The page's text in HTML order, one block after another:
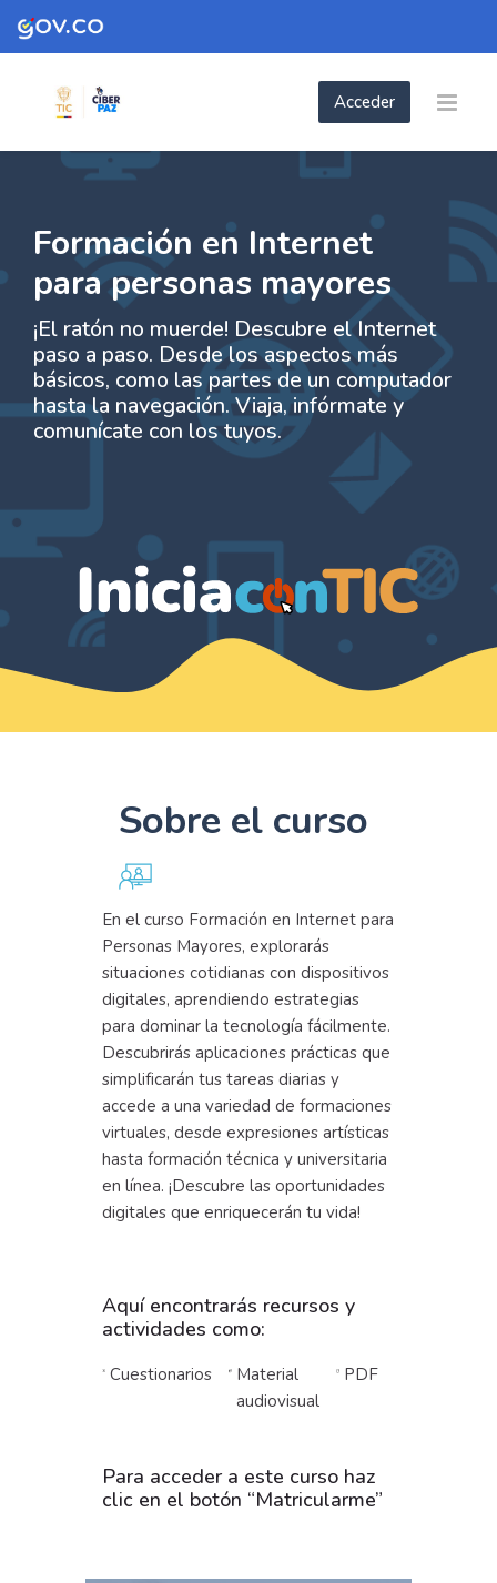
Skip to navigation
Skip to login form
Skip to footer
Saltar al contenido principal
Acceder
- Formación en Internet para
Página Principal
- Formación en Internet para personas mayores
- Formación en Internet para personas
Formación en Internet
para personas mayores
¡El ratón no muerde! Descubre el Internet
paso a paso. Desde los aspectos más
básicos, como las partes de un computador
hasta la navegación. Viaja, infórmate y
comunícate con los tuyos.
Sobre el curso
En el curso Formación en Internet para
Personas Mayores, explorarás
situaciones cotidianas con dispositivos
digitales, aprendiendo estrategias
para dominar la tecnología fácilmente.
Descubrirás aplicaciones prácticas que
simplificarán tus tareas diarias y
accede a una variedad de formaciones
virtuales, desde expresiones artísticas
hasta formación técnica y universitaria
en línea. ¡Descubre las oportunidades
digitales que enriquecerán tu vida!
Aquí encontrarás recursos y
actividades como:
Cuestionarios
Material
audiovisual
PDF
Para acceder a este curso haz
clic en el botón “Matricularme”